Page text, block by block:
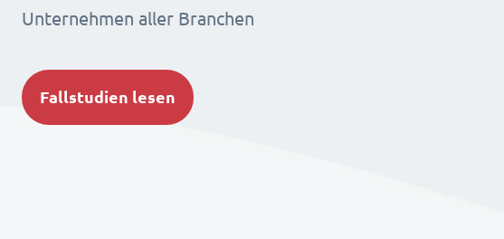
Unternehmen aller Branchen
Fallstudien lesen